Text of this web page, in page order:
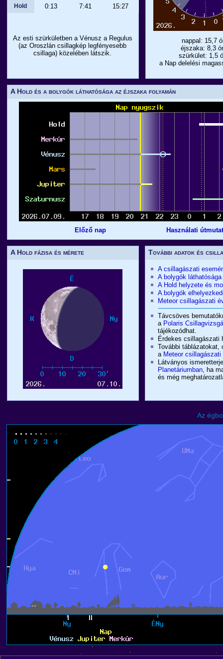
Hold 0:13 7:41 15:27
Az esti szürkületben a Vénusz a Regulus
(az Oroszlán csillagkép legfényesebb
csillaga) közelében látszik.
nappal: 15,7
éjszaka: 8,3
szürkület: 1,5
a Nap delelési
A Hold és a bolygók láthatósága az éjszaka folyamán
Előző nap Használati
A Hold fázisa és mérete További adatok és
A csillagászati
A bolygók
A Hold helyzete és
A bolygók
Meteor csillagászati
Távcsöves
a Polaris
tájékozódhat.
Érdekes
További
a Meteor
Látványos
Planetáriumban, ha
és még
Az